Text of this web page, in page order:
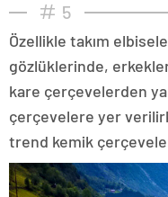
5
Özellikle takım
gözlüklerinde,
kare çerçevelerden
çerçevelere yer
trend kemik